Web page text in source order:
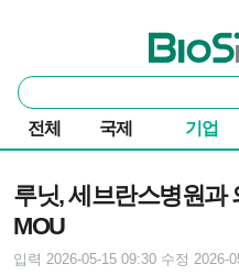
바이오스펙
통
합
검
색
전체 국제 기업
루닛, 세브란스병원과
MOU
입력 2026-05-15 09:30 수정 2026-